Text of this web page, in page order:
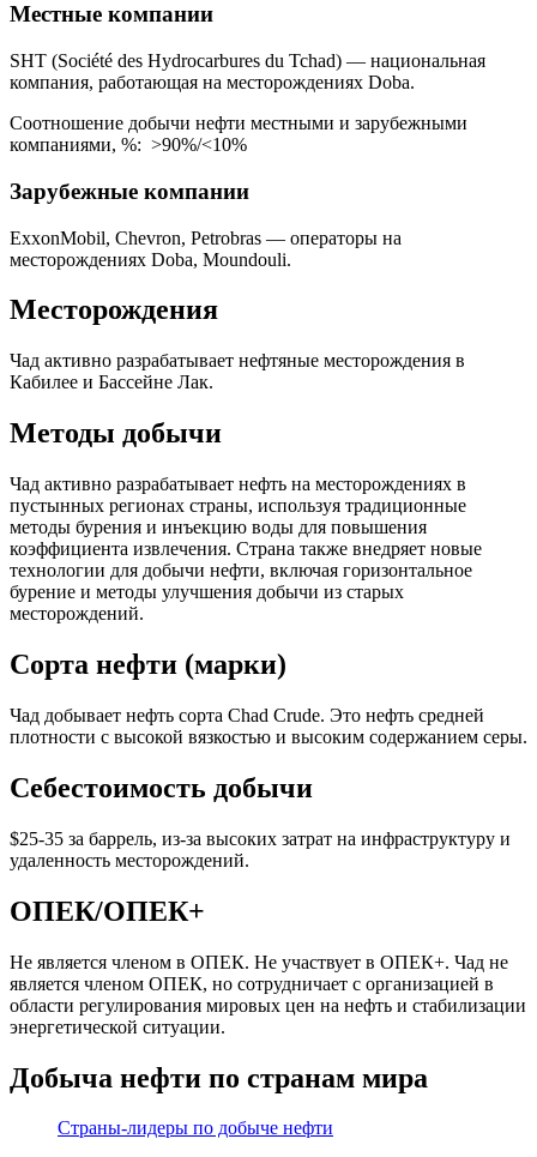
Местные компании
SHT (Société des Hydrocarbures du Tchad) — национальная
компания, работающая на месторождениях Doba.
Соотношение добычи нефти местными и зарубежными
компаниями, %: >90%/<10%
Зарубежные компании
ExxonMobil, Chevron, Petrobras — операторы на
месторождениях Doba, Moundouli.
Месторождения
Чад активно разрабатывает нефтяные месторождения в
Кабилее и Бассейне Лак.
Методы добычи
Чад активно разрабатывает нефть на месторождениях в
пустынных регионах страны, используя традиционные
методы бурения и инъекцию воды для повышения
коэффициента извлечения. Страна также внедряет новые
технологии для добычи нефти, включая горизонтальное
бурение и методы улучшения добычи из старых
месторождений.
Сорта нефти (марки)
Чад добывает нефть сорта Chad Crude. Это нефть средней
плотности с высокой вязкостью и высоким содержанием серы.
Себестоимость добычи
$25-35 за баррель, из-за высоких затрат на инфраструктуру и
удаленность месторождений.
ОПЕК/ОПЕК+
Не является членом в ОПЕК. Не участвует в ОПЕК+. Чад не
является членом ОПЕК, но сотрудничает с организацией в
области регулирования мировых цен на нефть и стабилизации
энергетической ситуации.
Добыча нефти по странам мира
Страны-лидеры по добыче нефти